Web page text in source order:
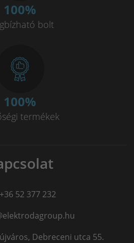
100%
bolt
100%
termékek
+36 52 377 232
, Debreceni utca 55.